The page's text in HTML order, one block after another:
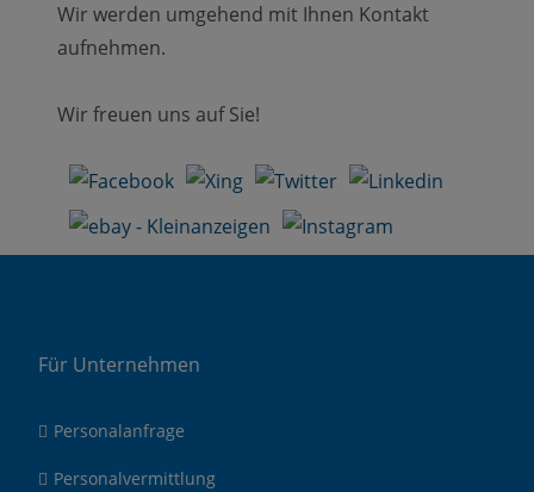
Wir werden umgehend mit Ihnen Kontakt
aufnehmen.
Wir freuen uns auf Sie!
Für Unternehmen
Personalanfrage
Personalvermittlung